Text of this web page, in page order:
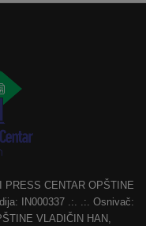
PRESS CENTAR OPŠTINE
IN000337 .:. .:. Osnivač:
VLADIČIN HAN,